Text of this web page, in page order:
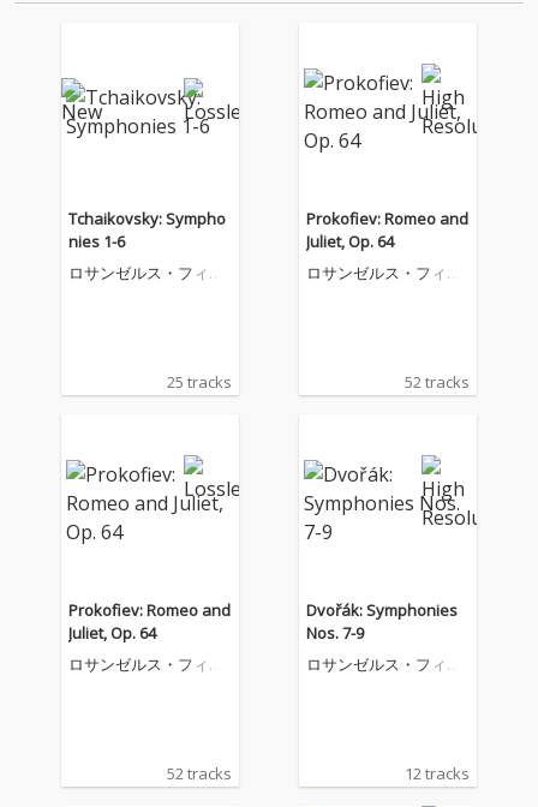
Tchaikovsky: Sympho
nies 1-6
ロサンゼルス・フィル
25 tracks
Prokofiev: Romeo and
Juliet, Op. 64
ロサンゼルス・フィル
52 tracks
Prokofiev: Romeo and
Juliet, Op. 64
ロサンゼルス・フィル
52 tracks
Dvořák: Symphonies
Nos. 7-9
ロサンゼルス・フィル
12 tracks